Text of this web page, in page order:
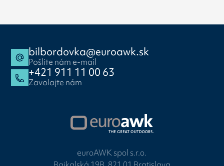
bilbordovka@euroawk.sk
Pošlite nám e-mail
+421 911 11 00 63
Zavolajte nám
euroAWK spol s.r.o.